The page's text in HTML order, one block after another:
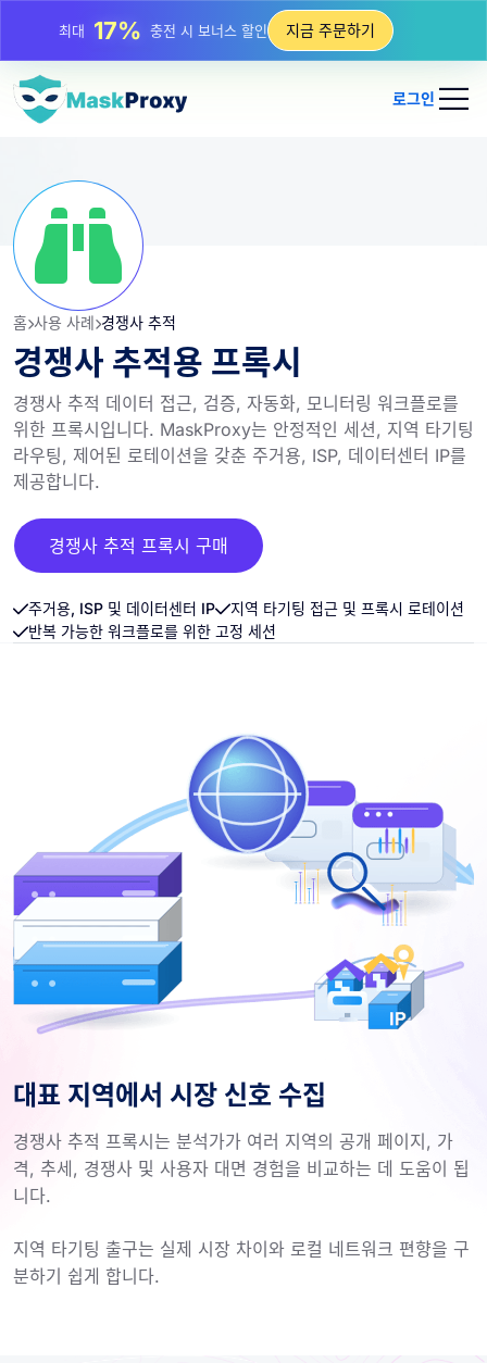
최대 17% 충전 시 보너스 할인
81% 순환 IP 구매 할인
지금 주문하기
로그인
홈 사용 사례 경쟁사 추적
경쟁사 추적용 프록시
경쟁사 추적 데이터 접근, 검증, 자동화, 모니터링 워크플로를
위한 프록시입니다. MaskProxy는 안정적인 세션, 지역 타기팅
라우팅, 제어된 로테이션을 갖춘 주거용, ISP, 데이터센터 IP를
제공합니다.
경쟁사 추적 프록시 구매
주거용, ISP 및 데이터센터 IP
지역 타기팅 접근 및 프록시 로테이션
반복 가능한 워크플로를 위한 고정 세션
대표 지역에서 시장 신호 수집
경쟁사 추적 프록시는 분석가가 여러 지역의 공개 페이지, 가
격, 추세, 경쟁사 및 사용자 대면 경험을 비교하는 데 도움이 됩
니다.
지역 타기팅 출구는 실제 시장 차이와 로컬 네트워크 편향을 구
분하기 쉽게 합니다.